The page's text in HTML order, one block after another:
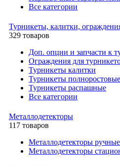
Все категории
Турникеты, калитки,
329 товаров
Доп. опции и запчасти к
Ограждения для
Турникеты калитки
Турникеты полноростовые
Турникеты распашные
Все категории
Металлодетекторы
117 товаров
Металлодетекторы ручные
Металлодетекторы